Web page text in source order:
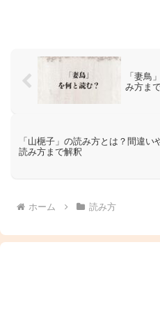
「妻鳥
み方ま
「山梔子」の読み方とは？間違い
読み方まで解釈
ホーム 読み方